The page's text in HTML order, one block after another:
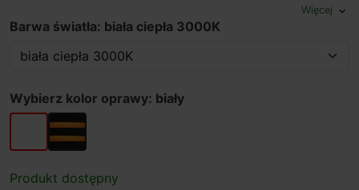
Więcej expand_more
Barwa światła: biała ciepła 3000K
Wybierz kolor oprawy: biały
biały czarny/złoty
Produkt dostępny